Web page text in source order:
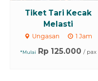
Tiket Tari Kecak
Melasti
Ungasan 1 Jam
*Mulai Rp 125.000 / pax